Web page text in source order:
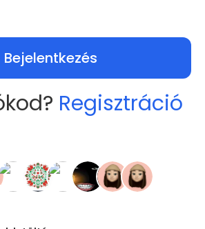
Bejelentkezés
Regisztráció